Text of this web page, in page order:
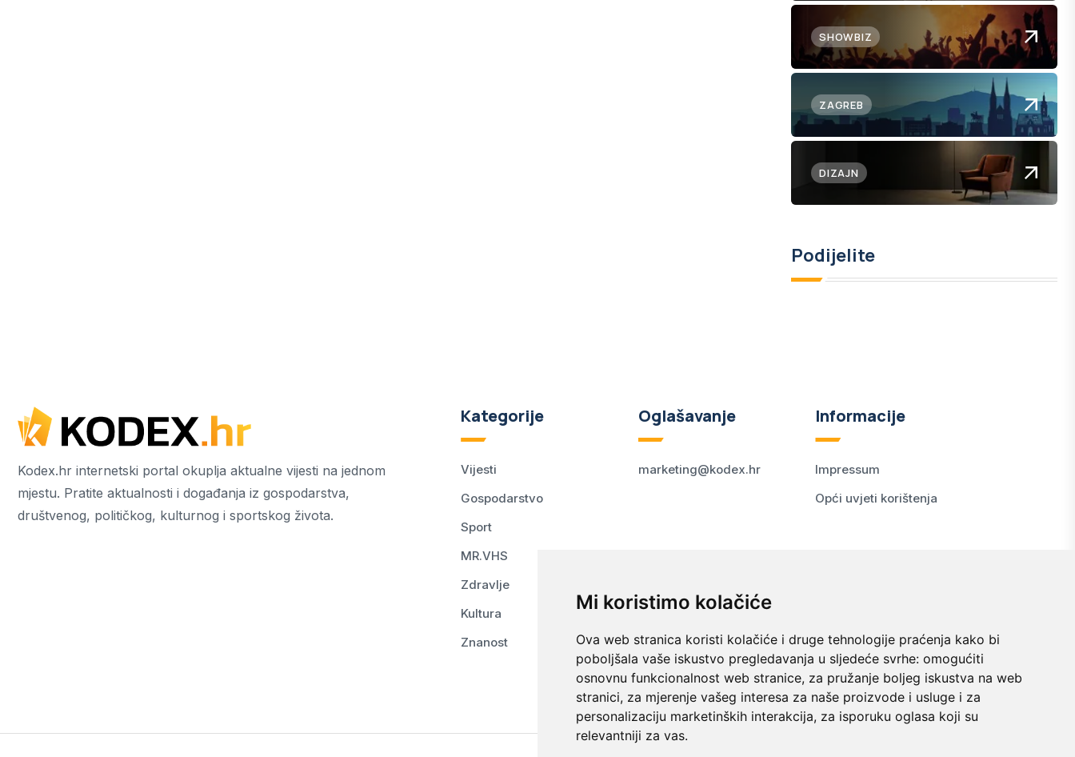
Mi koristimo kolačiće
Ova web stranica koristi kolačiće i druge tehnologije praćenja kako bi
poboljšala vaše iskustvo pregledavanja u sljedeće svrhe: omogućiti
osnovnu funkcionalnost web stranice, za pružanje boljeg iskustva na web
stranici, za mjerenje vašeg interesa za naše proizvode i usluge i za
personalizaciju marketinških interakcija, za isporuku oglasa koji su
relevantniji za vas.
SHOWBIZ
ZAGREB
DIZAJN
Podijelite
Kodex.hr internetski portal okuplja aktualne vijesti na jednom
mjestu. Pratite aktualnosti i događanja iz gospodarstva,
društvenog, političkog, kulturnog i sportskog života.
Kategorije
Vijesti
Gospodarstvo
Sport
MR.VHS
Zdravlje
Kultura
Znanost
Oglašavanje
marketing@kodex.hr
Informacije
Impressum
Opći uvjeti korištenja